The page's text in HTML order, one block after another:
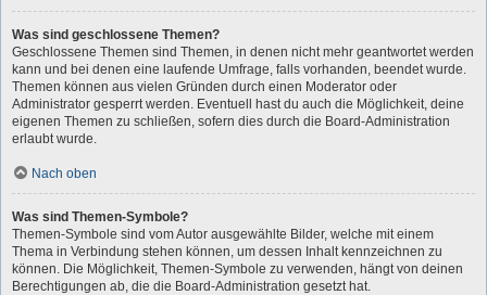
Was sind geschlossene Themen?
Geschlossene Themen sind Themen, in denen nicht mehr geantwortet werden
kann und bei denen eine laufende Umfrage, falls vorhanden, beendet wurde.
Themen können aus vielen Gründen durch einen Moderator oder
Administrator gesperrt werden. Eventuell hast du auch die Möglichkeit, deine
eigenen Themen zu schließen, sofern dies durch die Board-Administration
erlaubt wurde.
Nach oben
Was sind Themen-Symbole?
Themen-Symbole sind vom Autor ausgewählte Bilder, welche mit einem
Thema in Verbindung stehen können, um dessen Inhalt kennzeichnen zu
können. Die Möglichkeit, Themen-Symbole zu verwenden, hängt von deinen
Berechtigungen ab, die die Board-Administration gesetzt hat.